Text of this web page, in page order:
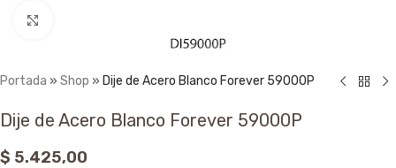
Portada » Shop » Dije de Acero Blanco Forever 59000P
Dije de Acero Blanco Forever 59000P
$ 5.425,00